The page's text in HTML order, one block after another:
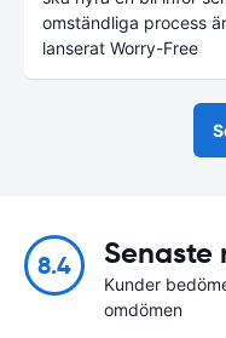
omständliga process
lanserat Worry-Free
8.4 Senaste
Kunder
omdömen